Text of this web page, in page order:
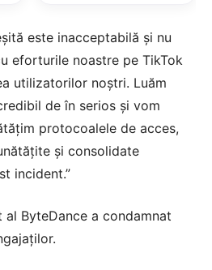
este inacceptabilă și nu
eforturile noastre pe TikTok
utilizatorilor noștri. Luăm
de în serios și vom
protocoalele de acces,
și consolidate
incident.”
ByteDance a condamnat